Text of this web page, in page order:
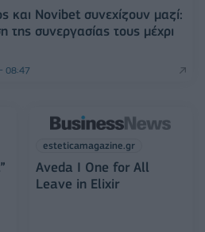
και Novibet συνεχίζουν μαζί:
της συνεργασίας τους μέχρι
08:47
esteticamagazine.gr
Aveda I One for All
Leave in Elixir